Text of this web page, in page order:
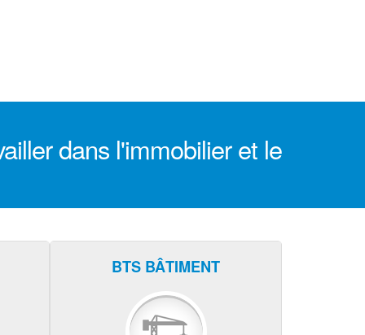
dans l'immobilier et le
BTS BÂTIMENT